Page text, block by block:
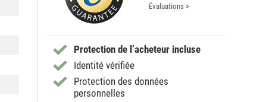
Évaluations >
Protection de l’acheteur incluse
Identité vérifiée
Protection des données
personnelles